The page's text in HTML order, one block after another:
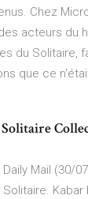
Chez
acteurs du
du Solitaire,
que ce
Mail (30/
Kabar